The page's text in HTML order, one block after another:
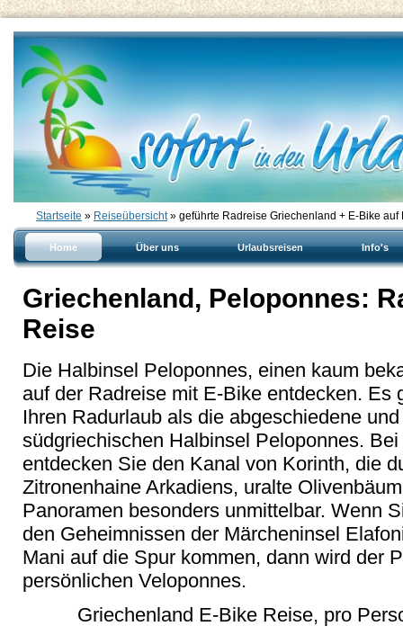
Startseite » Reiseübersicht» geführte Radreise Griechenland + E-Bike auf
Home Über uns Urlaubsreisen Info's
Griechenland, Peloponnes:
Reise
Die Halbinsel Peloponnes, einen kaum
auf der Radreise mit E-Bike entdecken. Es
Ihren Radurlaub als die abgeschiedene
südgriechischen Halbinsel Peloponnes.
entdecken Sie den Kanal von Korinth, die
Zitronenhaine Arkadiens, uralte
Panoramen besonders unmittelbar. Wenn
den Geheimnissen der Märcheninsel
Mani auf die Spur kommen, dann wird der
persönlichen Veloponnes.
Griechenland E-Bike Reise, pro